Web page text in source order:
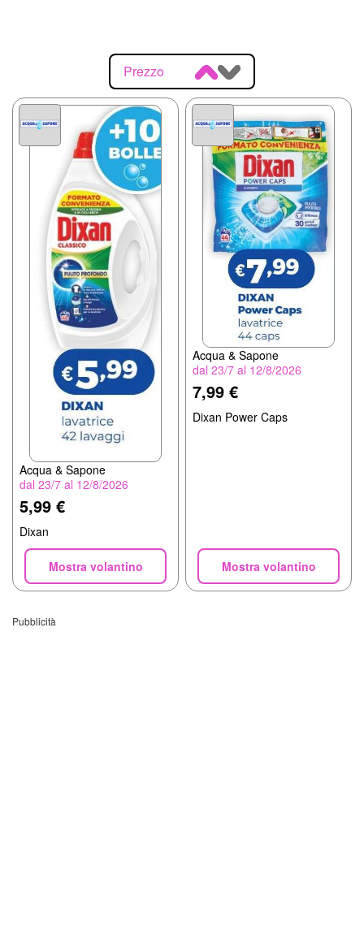
Prezzo
Acqua & Sapone
dal 23/7 al 12/8/2026
5,99 €
Dixan
Mostra volantino
Acqua & Sapone
dal 23/7 al 12/8/2026
7,99 €
Dixan Power Caps
Mostra volantino
Pubblicità